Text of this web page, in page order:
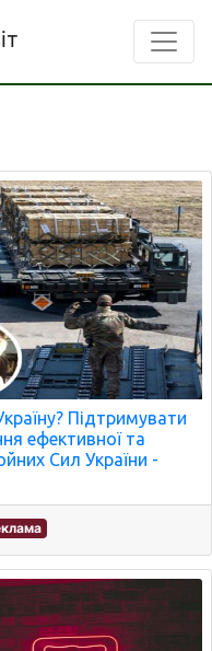
Підтримувати
ефективної та
Сил України -